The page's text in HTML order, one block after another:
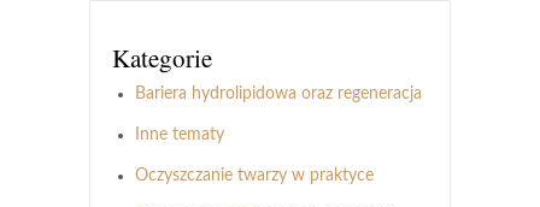
Kategorie
Bariera hydrolipidowa oraz regeneracja
Inne tematy
Oczyszczanie twarzy w praktyce